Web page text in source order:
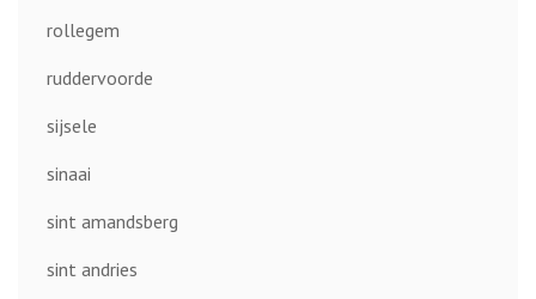
rollegem
ruddervoorde
sijsele
sinaai
sint amandsberg
sint andries